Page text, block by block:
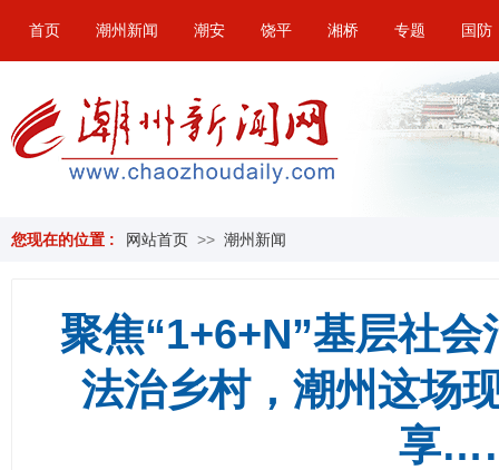
首页 潮州新闻 潮安 饶平 湘桥 专题 国防
您现在的位置 : 网站首页 >> 潮州新闻
聚焦“1+6+N”基层社
法治乡村，潮州这场
享